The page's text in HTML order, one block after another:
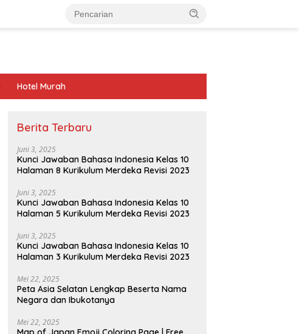
Hotel Murah
Berita Terbaru
Juni 3, 2025
Kunci Jawaban Bahasa Indonesia Kelas 10
Halaman 8 Kurikulum Merdeka Revisi 2023
Juni 3, 2025
Kunci Jawaban Bahasa Indonesia Kelas 10
Halaman 5 Kurikulum Merdeka Revisi 2023
Juni 3, 2025
Kunci Jawaban Bahasa Indonesia Kelas 10
Halaman 3 Kurikulum Merdeka Revisi 2023
Mei 22, 2025
Peta Asia Selatan Lengkap Beserta Nama
Negara dan Ibukotanya
Mei 22, 2025